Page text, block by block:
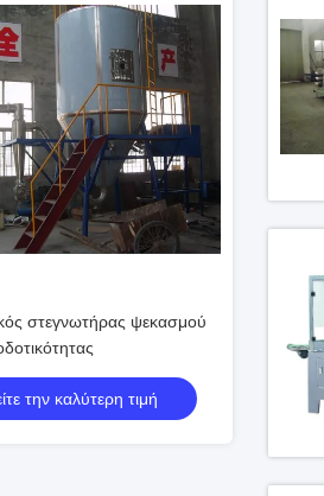
Επαγγελματικός έλεγχος PLC
ξεραίνοντας πύργων ψεκασμού
στεγνωτήρων ψεκασμού τροφίμων
φυγοκεντρικόςΒρείτε την καλύτερη τιμή